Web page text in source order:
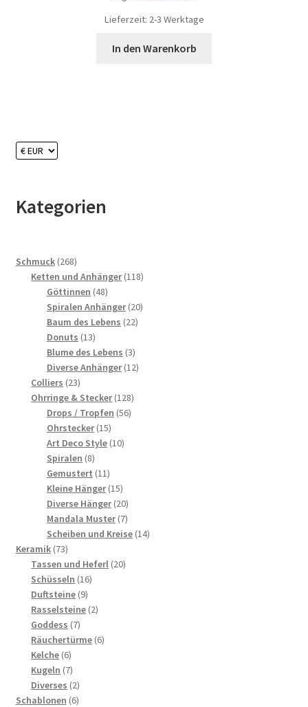
Lieferzeit: 2-3 Werktage
In den Warenkorb
Kategorien
Schmuck 268268
Produkte
Ketten und Anhänger 118118
Göttinnen 4848
Produkte
Spiralen Anhänger 2020
Baum des Lebens 2222
Donuts 1313
Produkte
Blume des Lebens 33
Produkte
Diverse Anhänger 1212
Colliers 2323
Produkte
Ohrringe & Stecker 128128
Drops / Tropfen 5656
Ohrstecker 1515
Produkte
Art Deco Style 1010
Spiralen 88
Produkte
Gemustert 1111
Produkte
Kleine Hänger 1515
Produkte
Diverse Hänger 2020
Produkte
Mandala Muster 77
Produkte
Scheiben und Kreise 1414
Keramik 7373
Produkte
Tassen und Heferl 2020
Schüsseln 1616
Duftsteine 99
Produkte
Rasselsteine 22
Goddess 77
Produkte
Räuchertürme 66
Kelche 66
Produkte
Kugeln 77
Produkte
Diverses 22
Produkte
Schablonen 66